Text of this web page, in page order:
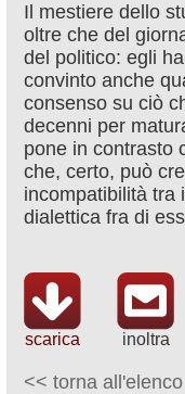
Il mestiere dello
oltre che del
del politico: egli
convinto anche
consenso su ciò
decenni per
pone in contrasto
che, certo, può
incompatibilità tra
dialettica fra di
scarica inoltra
<< torna all'elenco